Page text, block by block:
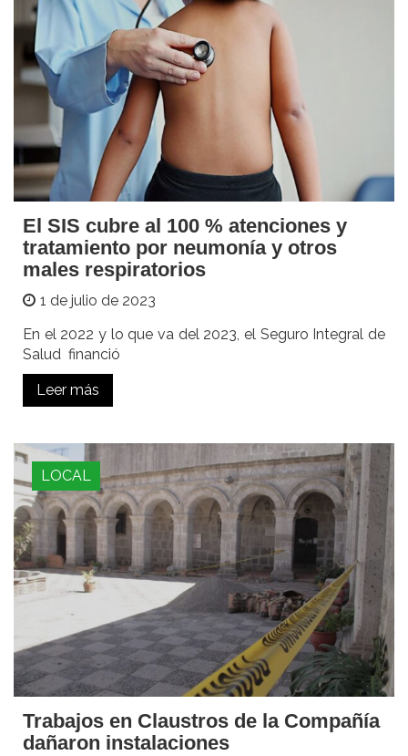
El SIS cubre al 100 % atenciones y
tratamiento por neumonía y otros
males respiratorios
1 de julio de 2023
En el 2022 y lo que va del 2023, el Seguro Integral de
Salud financió
Leer más
LOCAL
Trabajos en Claustros de la Compañía
dañaron instalaciones